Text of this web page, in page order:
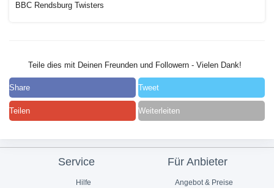
BBC Rendsburg Twisters
Teile dies mit Deinen Freunden und Followern - Vielen Dank!
Share Tweet
Teilen Weiterleiten
Service
Hilfe
Für Anbieter
Angebot & Preise